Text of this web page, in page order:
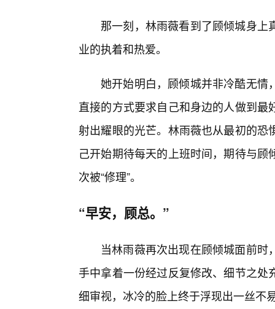
那一刻，林雨薇看到了顾倾城身
业的执着和热爱。
她开始明白，顾倾城并非冷酷无情
直接的方式要求自己和身边的人做到
射出耀眼的光芒。林雨薇也从最初的
己开始期待每天的上班时间，期待与
次被“修理”。
“早安，顾总。”
当林雨薇再次出现在顾倾城面前
手中拿着一份经过反复修改、细节之
细审视，冰冷的脸上终于浮现出一丝不